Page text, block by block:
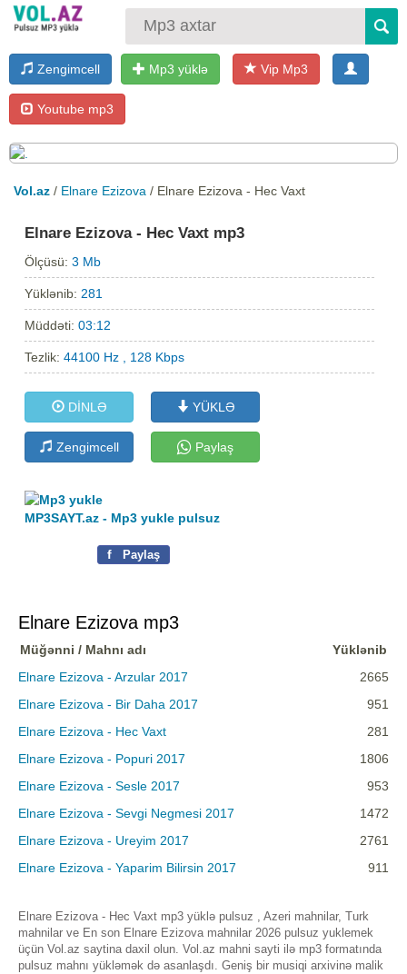
Zengimcell Mp3 yüklə Vip Mp3
Youtube mp3
Vol.az / Elnare Ezizova / Elnare Ezizova - Hec Vaxt
Elnare Ezizova - Hec Vaxt mp3
Ölçüsü:3 Mb
Yüklənib: 281
Müddəti:03:12
Tezlik:44100 Hz , 128 Kbps
DİNLƏ YÜKLƏ
Zengimcell Paylaş
MP3SAYT.az - Mp3 yukle pulsuz
f Paylaş
Elnare Ezizova mp3
Müğənni / Mahnı adı
Yüklənib
Elnare Ezizova - Arzular 2017
2665
Elnare Ezizova - Bir Daha 2017
951
Elnare Ezizova - Hec Vaxt
281
Elnare Ezizova - Popuri 2017
1806
Elnare Ezizova - Sesle 2017
953
Elnare Ezizova - Sevgi Negmesi 2017
1472
Elnare Ezizova - Ureyim 2017
2761
Elnare Ezizova - Yaparim Bilirsin 2017
911
Elnare Ezizova - Hec Vaxt mp3 yüklə pulsuz , Azeri mahnilar, Turk
mahnilar ve En son Elnare Ezizova mahnilar 2026 pulsuz yuklemek
üçün Vol.az saytina daxil olun. Vol.az mahni sayti ilə mp3 formatında
pulsuz mahnı yükləmək də asanlaşdı. Geniş bir musiqi arxivinə malik